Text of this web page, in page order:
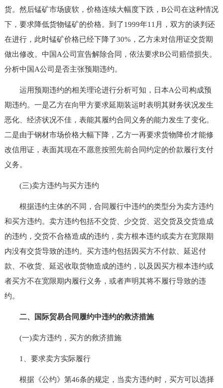
货。然后锰矿市场疲软，价格连续大幅度下跌，B公司在这种情况
下，要求降低货物锰矿的价格。到了1999年11月，双方的谈判还
在进行，此时锰矿价格已经下降了30%，乙方未对信用证交货期
做出修改。中国A公司宣告解除合同，依法要求B公司赔偿损失。
分析中国A公司是否主张预期违约。
运用预期违约的相关理论进行分析可知，日本A公司构成预
期违约。一是乙方在向甲方要求延期装运时表明其财务状况发生
恶化、经济状况不佳，表能其履约合同义务的能力发生了变化。
二是由于钢材市场价格大幅下降，乙方一再要求货物降价才能修
改信用证，表面其现在不愿意按照先前合同约定的价款履行支付
义务。
(三)卖方违约与买方违约
根据违约主体的不同，合同履行中违约的类型分为卖方违约
和买方违约。卖方违约包括不交货、少交货、迟交货及交货造成
的违约，交货不合格造成的违约，卖方根本违约或卖方在宽限期
内没有交货导致的违约。买方违约包括因买方不付款、延迟付
款、不收货、延迟收取货物造成的违约，以及因买方根本违约或
者买方不在宽限期内履行义务，或者声明其将不履行导致的违
约。
二、国际贸易合同履约中违约的救济措施
(一)卖方违约，买方的救济措施
1、要求卖方实际履行
根据《公约》第46条的规定，当卖方违约时，买方可以选择